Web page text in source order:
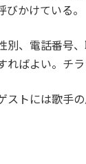
かけている。
、電話番号
ばよい。チ
トには歌手